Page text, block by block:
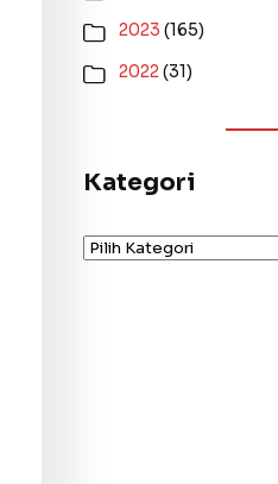
2023 (165)
2022(31)
Kategori
Kategori